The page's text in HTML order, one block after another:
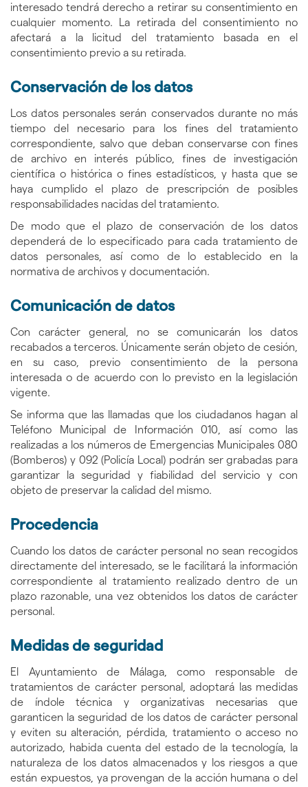
interesado tendrá derecho a retirar su consentimiento en
cualquier momento. La retirada del consentimiento no
afectará a la licitud del tratamiento basada en el
consentimiento previo a su retirada.
Conservación de los datos
Los datos personales serán conservados durante no más
tiempo del necesario para los fines del tratamiento
correspondiente, salvo que deban conservarse con fines
de archivo en interés público, fines de investigación
científica o histórica o fines estadísticos, y hasta que se
haya cumplido el plazo de prescripción de posibles
responsabilidades nacidas del tratamiento.
De modo que el plazo de conservación de los datos
dependerá de lo especificado para cada tratamiento de
datos personales, así como de lo establecido en la
normativa de archivos y documentación.
Comunicación de datos
Con carácter general, no se comunicarán los datos
recabados a terceros. Únicamente serán objeto de cesión,
en su caso, previo consentimiento de la persona
interesada o de acuerdo con lo previsto en la legislación
vigente.
Se informa que las llamadas que los ciudadanos hagan al
Teléfono Municipal de Información 010, así como las
realizadas a los números de Emergencias Municipales 080
(Bomberos) y 092 (Policía Local) podrán ser grabadas para
garantizar la seguridad y fiabilidad del servicio y con
objeto de preservar la calidad del mismo.
Procedencia
Cuando los datos de carácter personal no sean recogidos
directamente del interesado, se le facilitará la información
correspondiente al tratamiento realizado dentro de un
plazo razonable, una vez obtenidos los datos de carácter
personal.
Medidas de seguridad
El Ayuntamiento de Málaga, como responsable de
tratamientos de carácter personal, adoptará las medidas
de índole técnica y organizativas necesarias que
garanticen la seguridad de los datos de carácter personal
y eviten su alteración, pérdida, tratamiento o acceso no
autorizado, habida cuenta del estado de la tecnología, la
naturaleza de los datos almacenados y los riesgos a que
están expuestos, ya provengan de la acción humana o del